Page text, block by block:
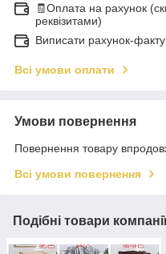
🧾Оплата на рахунок
реквізитами)
Виписати рахунок-
Всі умови оплати
Умови повернення
Повернення товару
Всі умови повернення
Подібні товари